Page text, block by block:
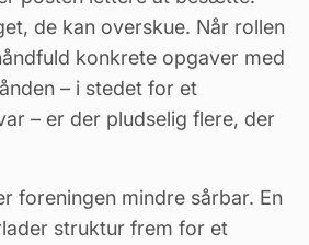
de kan overskue. Når rollen
konkrete opgaver med
– i stedet for et
– er der pludselig flere, der
foreningen mindre sårbar. En
struktur frem for et